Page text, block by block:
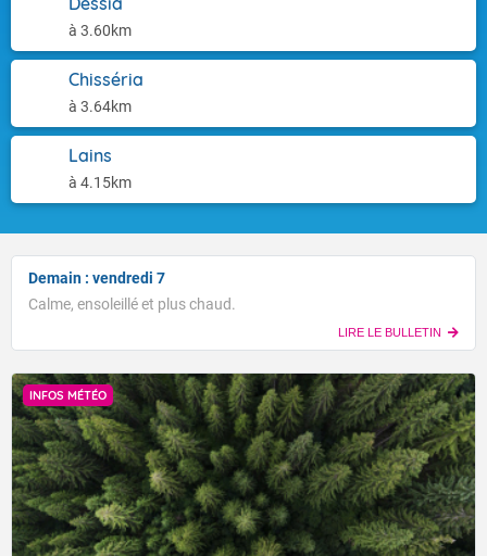
à 3.60km
Chisséria
à 3.64km
Lains
à 4.15km
Demain : vendredi 7
Calme, ensoleillé et plus chaud.
LIRE LE BULLETIN
INFOS MÉTÉO